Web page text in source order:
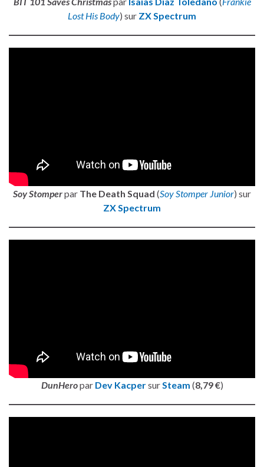
Lost His Body) sur ZX Spectrum
Soy Stomperpar The Death Squad (Soy Stomper Junior) sur
ZX Spectrum
DunHeropar Dev Kacpersur Steam (8,79 €)